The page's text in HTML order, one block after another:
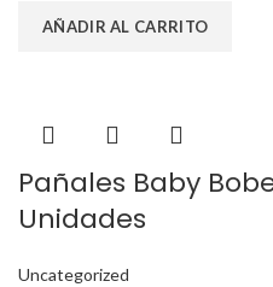
AÑADIR AL CARRITO
Pañales Baby
Unidades
Uncategorized